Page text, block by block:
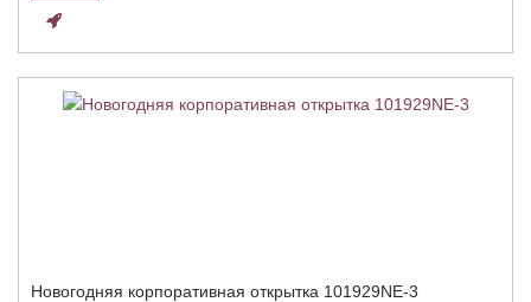
Новогодняя корпоративная открытка 101929NE-3